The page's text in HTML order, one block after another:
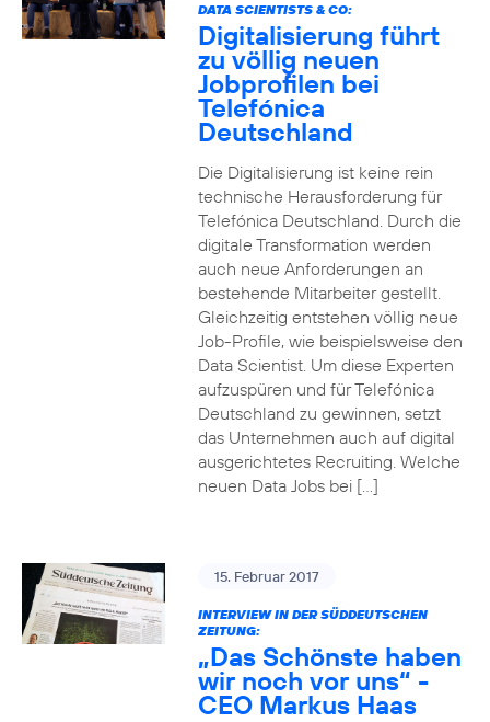
DATA SCIENTISTS & CO:
Digitalisierung führt
zu völlig neuen
Jobprofilen bei
Telefónica
Deutschland
Die Digitalisierung ist keine rein
technische Herausforderung für
Telefónica Deutschland. Durch die
digitale Transformation werden
auch neue Anforderungen an
bestehende Mitarbeiter gestellt.
Gleichzeitig entstehen völlig neue
Job-Profile, wie beispielsweise den
Data Scientist. Um diese Experten
aufzuspüren und für Telefónica
Deutschland zu gewinnen, setzt
das Unternehmen auch auf digital
ausgerichtetes Recruiting. Welche
neuen Data Jobs bei […]
15. Februar 2017
INTERVIEW IN DER SÜDDEUTSCHEN
ZEITUNG:
„Das Schönste haben
wir noch vor uns“ -
CEO Markus Haas